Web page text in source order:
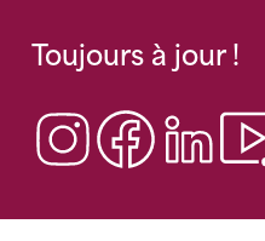
Toujours à jour !